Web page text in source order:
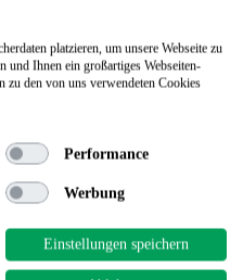
platzieren, um unsere Webseite zu
und Ihnen ein großartiges Webseiten-
zu den von uns verwendeten Cookies
Performance
Werbung
Einstellungen speichern